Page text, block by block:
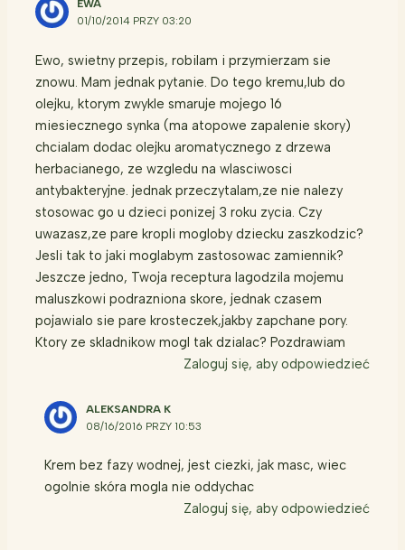
EWA
01/10/2014 PRZY 03:20
Ewo, swietny przepis, robilam i przymierzam sie
znowu. Mam jednak pytanie. Do tego kremu,lub do
olejku, ktorym zwykle smaruje mojego 16
miesiecznego synka (ma atopowe zapalenie skory)
chcialam dodac olejku aromatycznego z drzewa
herbacianego, ze wzgledu na wlasciwosci
antybakteryjne. jednak przeczytalam,ze nie nalezy
stosowac go u dzieci ponizej 3 roku zycia. Czy
uwazasz,ze pare kropli mogloby dziecku zaszkodzic?
Jesli tak to jaki moglabym zastosowac zamiennik?
Jeszcze jedno, Twoja receptura lagodzila mojemu
maluszkowi podrazniona skore, jednak czasem
pojawialo sie pare krosteczek,jakby zapchane pory.
Ktory ze skladnikow mogl tak dzialac? Pozdrawiam
Zaloguj się, aby odpowiedzieć
ALEKSANDRA K
08/16/2016 PRZY 10:53
Krem bez fazy wodnej, jest ciezki, jak masc, wiec
ogolnie skóra mogla nie oddychac
Zaloguj się, aby odpowiedzieć